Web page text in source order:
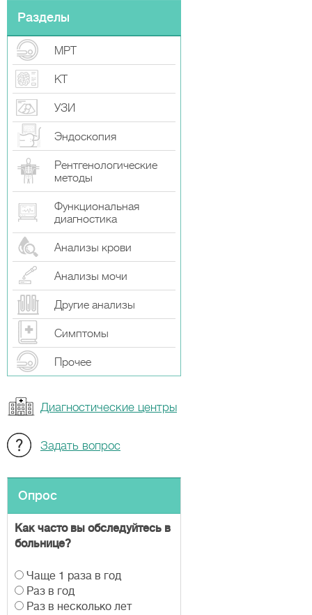
Разделы
МРТ
КТ
УЗИ
Эндоскопия
Рентгенологические
методы
Функциональная
диагностика
Анализы крови
Анализы мочи
Другие анализы
Симптомы
Прочeе
Диагностические центры
Задать вопрос
Опрос
Как часто вы обследуйтесь в
больнице?
В
а
р
Чаще 1 раза в год
Раз в год
Раз в несколько лет